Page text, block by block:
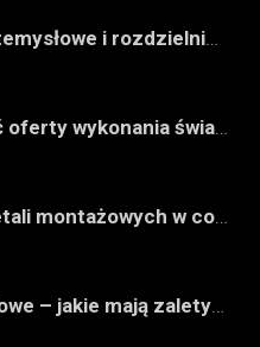
Instalacje przemysłowe i rozdzielnie — jak ocenić wykonawcę do obiektu technicznego
Jak porównać oferty wykonania świadectwa energetycznego bez wpadek
Znaczenie detali montażowych w codziennej pracy technicznej
Podłogi winylowe – jakie mają zalety w porównaniu z drewnianymi